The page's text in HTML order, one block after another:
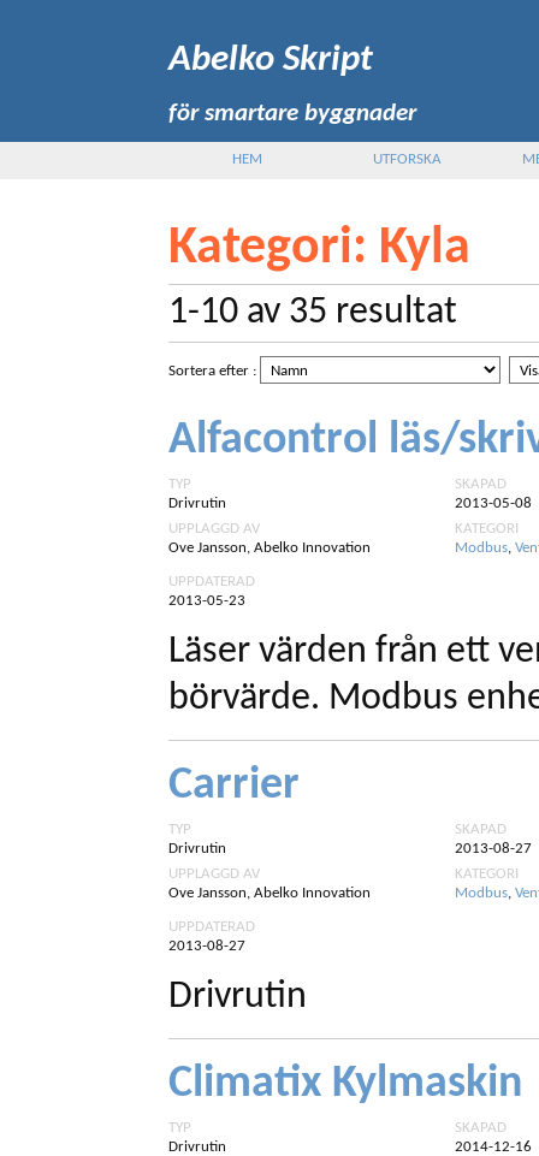
Abelko Skript
för smartare byggnader
HEM UTFORSKA
Kategori: Kyla
1-10 av 35 resultat
Sortera efter :
Alfacontrol läs/
TYP
Drivrutin
UPPLAGGD AV
Ove Jansson, Abelko Innovation
SKAPAD
2013-05-08
KATEGORI
Modbus,
UPPDATERAD
2013-05-23
Läser värden från ett
börvärde. Modbus
Carrier
TYP
Drivrutin
UPPLAGGD AV
Ove Jansson, Abelko Innovation
SKAPAD
2013-08-27
KATEGORI
Modbus,
UPPDATERAD
2013-08-27
Drivrutin
Climatix Kylmaskin
TYP
Drivrutin
SKAPAD
2014-12-16